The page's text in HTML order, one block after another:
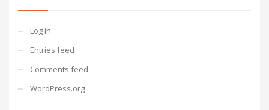
Log in
Entries feed
Comments feed
WordPress.org